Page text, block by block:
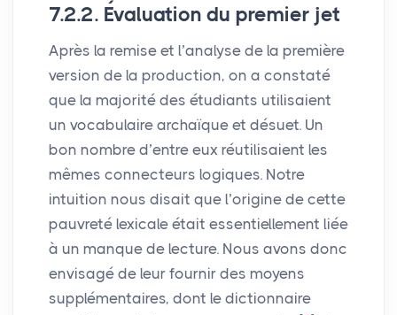
7.2.2. Évaluation du premier jet
Après la remise et l’analyse de la première
version de la production, on a constaté
que la majorité des étudiants utilisaient
un vocabulaire archaïque et désuet. Un
bon nombre d’entre eux réutilisaient les
mêmes connecteurs logiques. Notre
intuition nous disait que l’origine de cette
pauvreté lexicale était essentiellement liée
à un manque de lecture. Nous avons donc
envisagé de leur fournir des moyens
supplémentaires, dont le dictionnaire